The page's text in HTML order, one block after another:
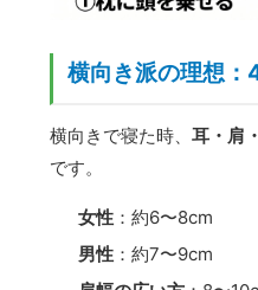
横向き派の理想
横向きで寝た時、耳・肩
です。
女性 ：約6〜8cm
男性 ：約7〜9cm